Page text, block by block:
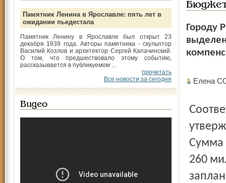
Памятник Ленина в Ярославле: пять лет в
ожидании пьедестала
Памятник Ленину в Ярославле был открыт 23
декабря 1939 года. Авторы памятника - скульптор
Василий Козлов и архитектор Сергей Капачинский.
О том, что предшествовало этому событию,
рассказывается в публикуемом ...
прочитать
Все новости за сегодня
Видео
Городу
Елена
Соответствующая поправка в областной бюджет была
Сумма
260